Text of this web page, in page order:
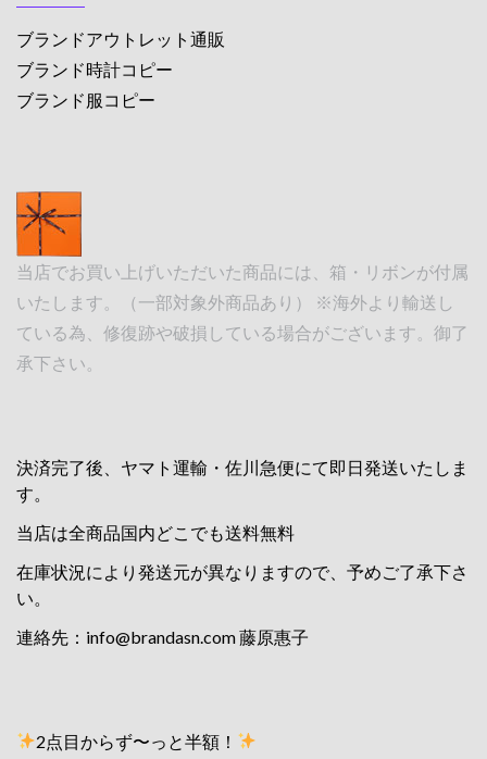
ブランドアウトレット通販
ブランド時計コピー
ブランド服コピー
当店でお買い上げいただいた商品には、箱・リボンが付属
いたします。（一部対象外商品あり） ※海外より輸送し
ている為、修復跡や破損している場合がございます。御了
承下さい。
決済完了後、ヤマト運輸・佐川急便にて即日発送いたしま
す。
当店は全商品国内どこでも送料無料
在庫状況により発送元が異なりますので、予めご了承下さ
い。
連絡先： info@brandasn.com藤原惠子
2点目からず〜っと半額！